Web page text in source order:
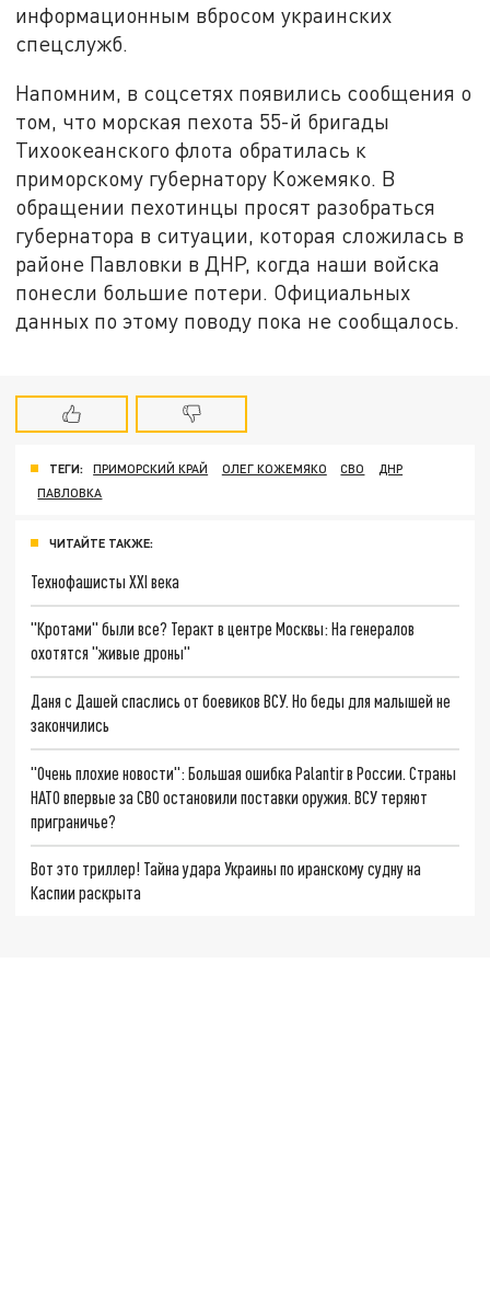
информационным вбросом украинских
спецслужб.
Напомним, в соцсетях появились сообщения о
том, что морская пехота 55-й бригады
Тихоокеанского флота обратилась к
приморскому губернатору Кожемяко. В
обращении пехотинцы просят разобраться
губернатора в ситуации, которая сложилась в
районе Павловки в ДНР, когда наши войска
понесли большие потери. Официальных
данных по этому поводу пока не сообщалось.
ТЕГИ: ПРИМОРСКИЙ КРАЙ ОЛЕГ КОЖЕМЯКО СВО
ДНР
ПАВЛОВКА
ЧИТАЙТЕ ТАКЖЕ:
Технофашисты XXI века
"Кротами" были все? Теракт в центре Москвы: На генералов
охотятся "живые дроны"
Даня с Дашей спаслись от боевиков ВСУ. Но беды для малышей не
закончились
"Очень плохие новости": Большая ошибка Palantir в России. Страны
НАТО впервые за СВО остановили поставки оружия. ВСУ теряют
приграничье?
Вот это триллер! Тайна удара Украины по иранскому судну на
Каспии раскрыта